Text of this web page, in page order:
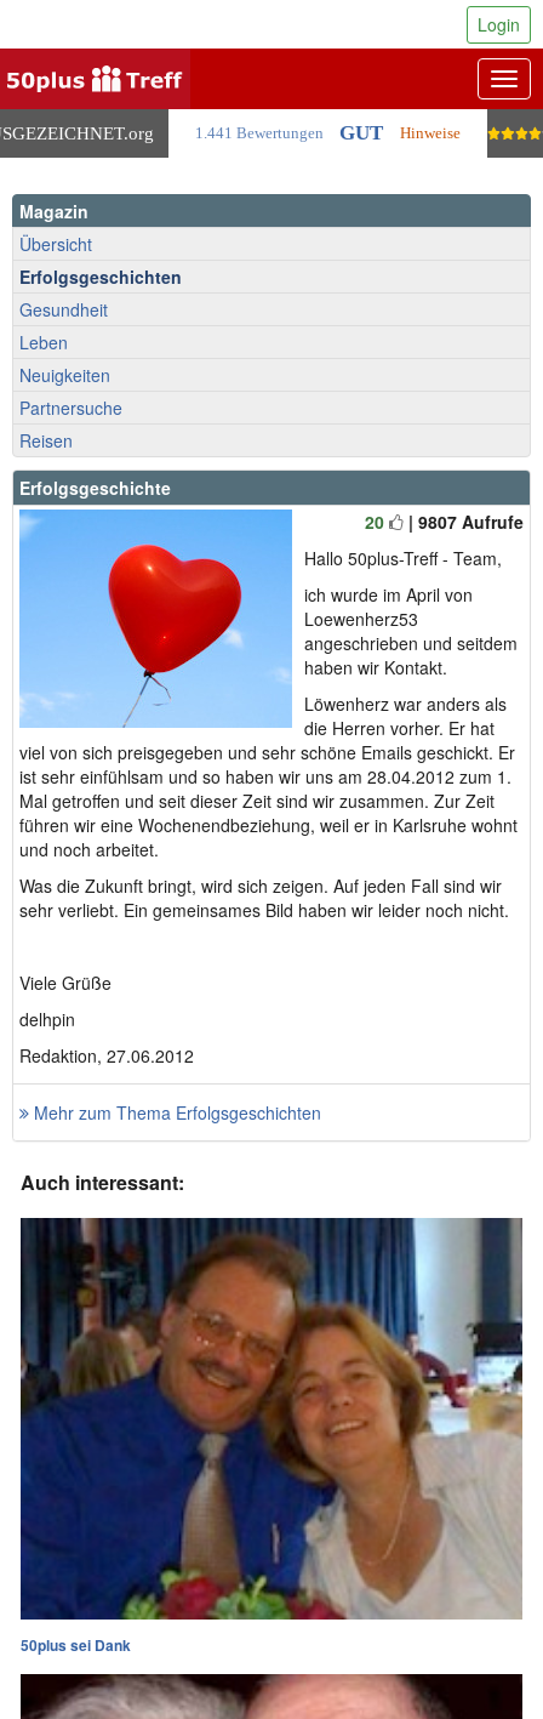
.org 1.441 Bewertungen GUT Hinweise
Login
Magazin
Übersicht
Erfolgsgeschichten
Gesundheit
Leben
Neuigkeiten
Partnersuche
Reisen
Erfolgsgeschichte
20
| 9807 Aufrufe
Hallo 50plus-Treff - Team,
ich wurde im April von
Loewenherz53
angeschrieben und seitdem
haben wir Kontakt.
Löwenherz war anders als
die Herren vorher. Er hat
viel von sich preisgegeben und sehr schöne Emails geschickt. Er
ist sehr einfühlsam und so haben wir uns am 28.04.2012 zum 1.
Mal getroffen und seit dieser Zeit sind wir zusammen. Zur Zeit
führen wir eine Wochenendbeziehung, weil er in Karlsruhe wohnt
und noch arbeitet.
Was die Zukunft bringt, wird sich zeigen. Auf jeden Fall sind wir
sehr verliebt. Ein gemeinsames Bild haben wir leider noch nicht.
Viele Grüße
delhpin
Redaktion, 27.06.2012
Mehr zum Thema Erfolgsgeschichten
Auch interessant:
50plus sei Dank